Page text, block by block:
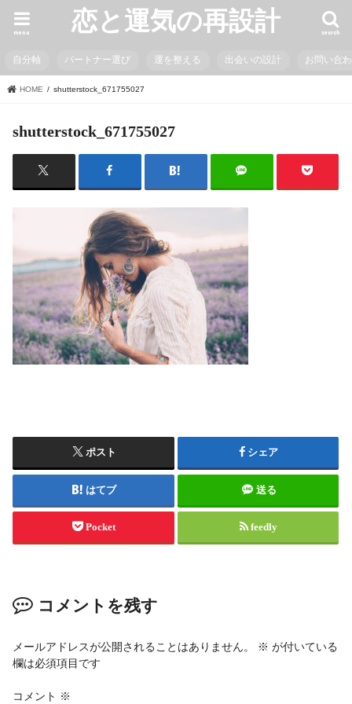
恋と運気の再設計 search
menu
自分軸 パートナー選び 運を整える 出会いの設計 お問い合
HOME shutterstock_671755027
shutterstock_671755027
ポスト シェア
はてブ 送る
Pocket feedly
コメントを残す
メールアドレスが公開されることはありません。 ※ が付いている
欄は必須項目です
コメント ※